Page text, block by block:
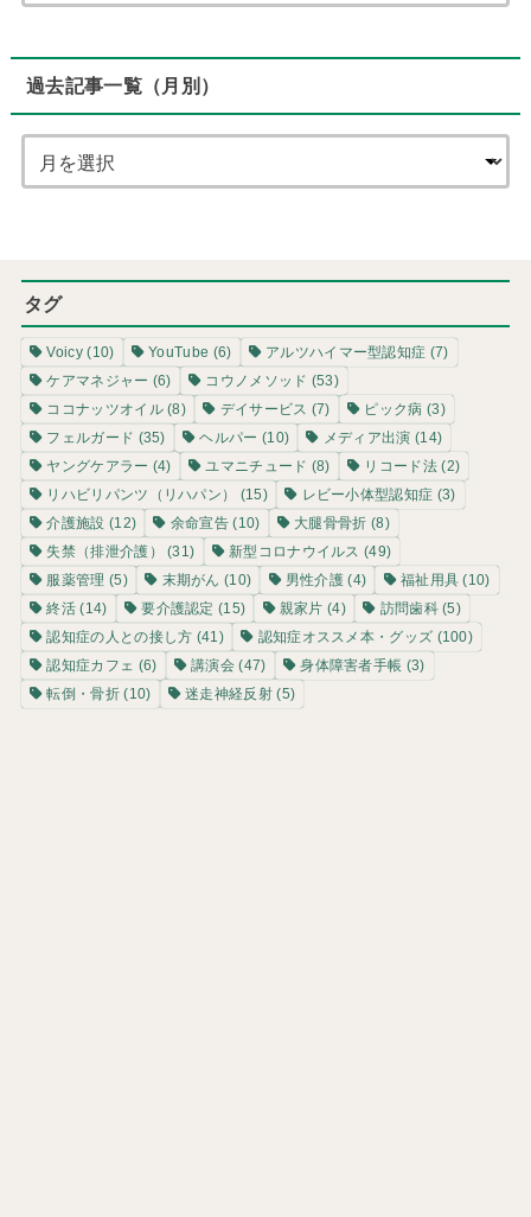
過去記事一覧（月別）
タグ
Voicy(10) YouTube (6) アルツハイマー型認知症 (7)
ケアマネジャー (6) コウノメソッド (53)
ココナッツオイル(8) デイサービス (7) ピック病 (3)
フェルガード (35) ヘルパー (10) メディア出演 (14)
ヤングケアラー (4) ユマニチュード (8) リコード法(2)
リハビリパンツ（リハパン）
(15) レビー小体型認知症 (3)
介護施設 (12) 余命宣告 (10) 大腿骨骨折 (8)
失禁（排泄介護）
(31) 新型コロナウイルス (49)
服薬管理 (5) 末期がん (10) 男性介護 (4) 福祉用具 (10)
終活 (14) 要介護認定 (15) 親家片 (4) 訪問歯科(5)
認知症の人との接し方 (41) 認知症オススメ本・グッズ (100)
認知症カフェ (6) 講演会 (47) 身体障害者手帳 (3)
転倒・骨折(10) 迷走神経反射(5)